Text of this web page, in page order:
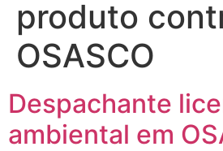
produto
OSASCO
Despachante
ambiental em